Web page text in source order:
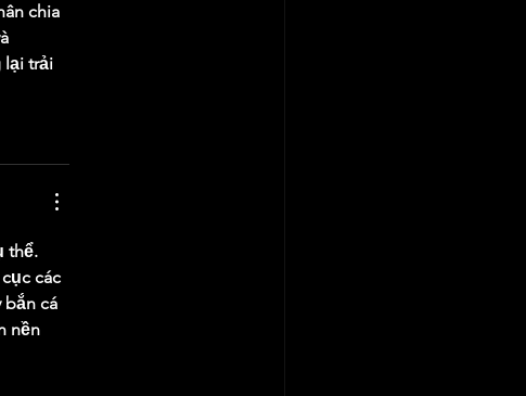
chia
lại trải
thể.
các
bắn cá
nền